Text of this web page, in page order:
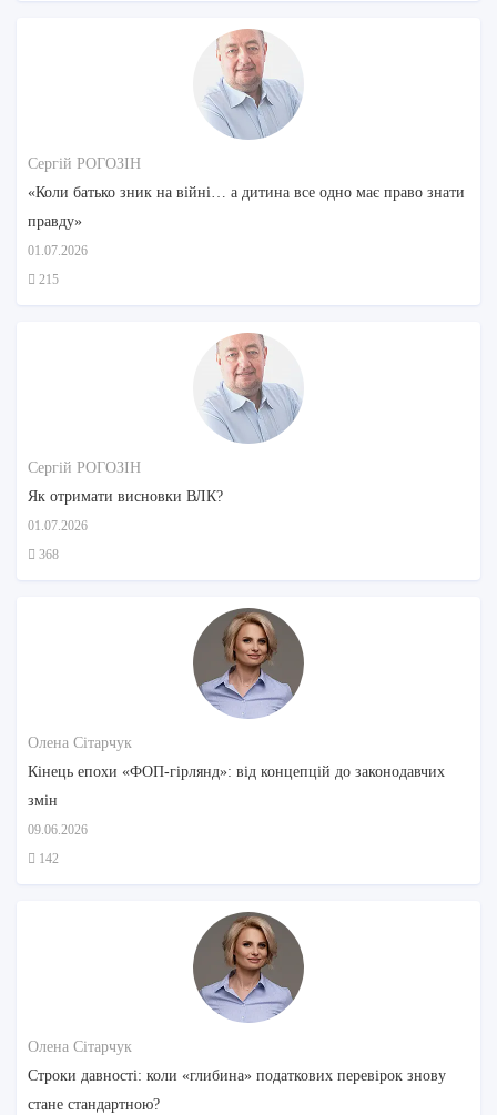
Сергій РОГОЗІН
«Коли батько зник на війні… а дитина все одно має право знати
правду»
01.07.2026
215
Сергій РОГОЗІН
Як отримати висновки ВЛК?
01.07.2026
368
Олена Сітарчук
Кінець епохи «ФОП-гірлянд»: від концепцій до законодавчих
змін
09.06.2026
142
Олена Сітарчук
Строки давності: коли «глибина» податкових перевірок знову
стане стандартною?